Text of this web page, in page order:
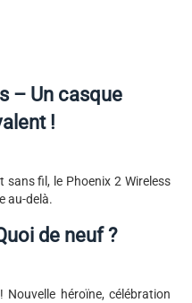
– Un casque
!
fil, le Phoenix 2 Wireless
au-delà.
de neuf ?
héroïne, célébration